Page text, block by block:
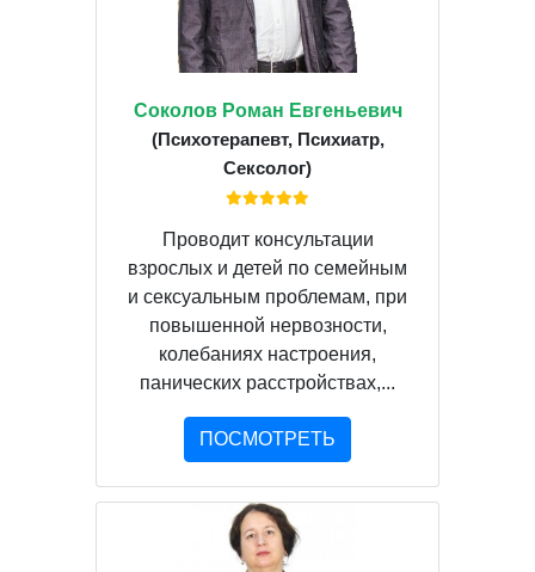
Соколов Роман Евгеньевич
(Психотерапевт, Психиатр,
Сексолог)
Проводит консультации
взрослых и детей по семейным
и сексуальным проблемам, при
повышенной нервозности,
колебаниях настроения,
панических расстройствах,...
ПОСМОТРЕТЬ